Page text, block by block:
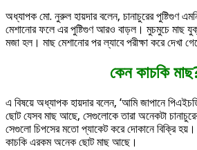
অধ্যাপক মো. নুরুল হায়দার বলেন, চানাচুরের পুষ্টিগুণ
মেশানোর ফলে এর পুষ্টিগুণ আরও বাড়ল। মুচমুচে মাছ
মজা হল। মাছ মেশানোর পর ল্যাবে পরীক্ষা করে দেখা
কেন কাচকি
এ বিষয়ে অধ্যাপক হায়দার বলেন, ‘আমি জাপানে
ছোট যেসব মাছ আছে, সেগুলোকে তারা অনেকটা
সেগুলো চিপসের মতো প্যাকেট করে দোকানে বিক্রি হয়।
কাচকি এরকম অনেক ছোট মাছ আছে।